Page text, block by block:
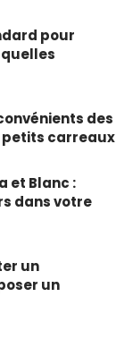
pour
des
carreaux
et Blanc :
dans votre
un
un